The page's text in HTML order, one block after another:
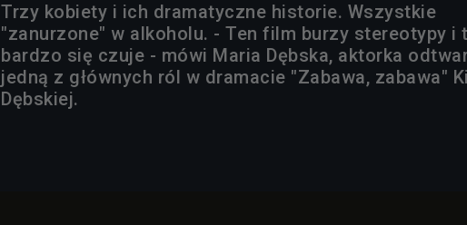
Trzy kobiety i ich dramatyczne historie. Wszystkie
"zanurzone" w alkoholu. - Ten film burzy stereotypy i
bardzo się czuje - mówi Maria Dębska, aktorka
jedną z głównych ról w dramacie "Zabawa, zabawa"
Dębskiej.